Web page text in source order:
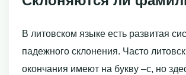
В литовском языке есть развитая
падежного склонения. Часто
окончания имеют на букву –с, но